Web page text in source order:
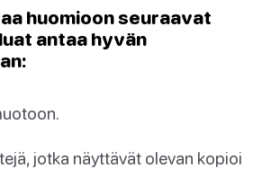
huomioon seuraavat
antaa hyvän
jotka näyttävät olevan kopioi